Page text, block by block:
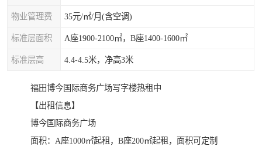
物业管理费 35元/㎡/月(含空调)
标准层面积 A座1900-2100㎡，B座1400-1600㎡
标准层高 4.4-4.5米，净高3米
福田博今国际商务广场写字楼热租中
【出租信息】
博今国际商务广场
面积：A座1000㎡起租，B座200㎡起租，面积可定制